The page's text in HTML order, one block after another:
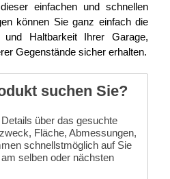
einfachen und schnellen
können Sie ganz einfach die
und Haltbarkeit Ihrer Garage,
Gegenstände sicher erhalten.
suchen Sie?
über das gesuchte
Fläche, Abmessungen,
schnellstmöglich auf Sie
selben oder nächsten